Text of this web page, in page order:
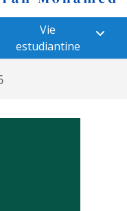
Vie
estudiantine